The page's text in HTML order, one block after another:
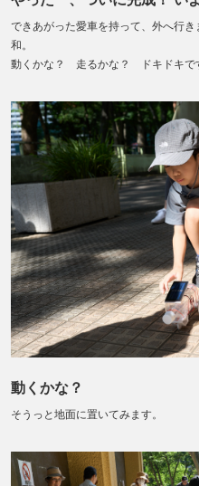
できあがった愛車を持って、外へ行
和。
動くかな？ 走るかな？ ドキドキで
動くかな？
そうっと地面に置いてみます。